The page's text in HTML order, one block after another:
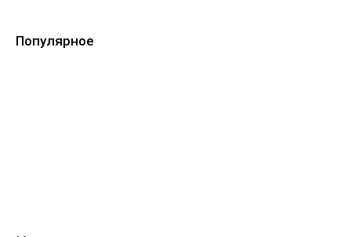
Популярное